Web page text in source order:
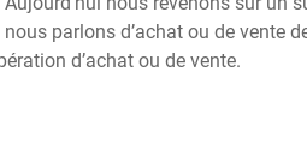
nous parlons d’achat ou de vente
d’achat ou de vente.